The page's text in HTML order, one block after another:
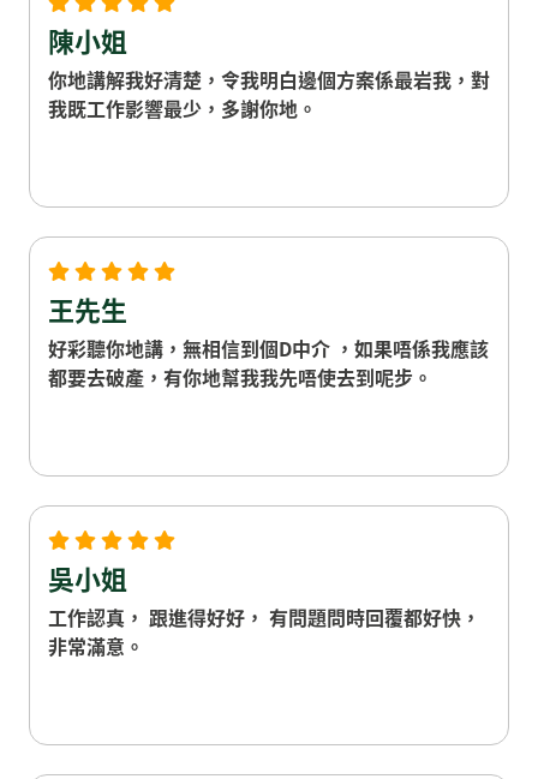
陳小姐
你地講解我好清楚，令我明白邊個方案係最岩我，對
我既工作影響最少，多謝你地。
王先生
好彩聽你地講，無相信到個D中介 ，如果唔係我應該
都要去破產，有你地幫我我先唔使去到呢步。
吳小姐
工作認真， 跟進得好好， 有問題問時回覆都好快，
非常滿意。